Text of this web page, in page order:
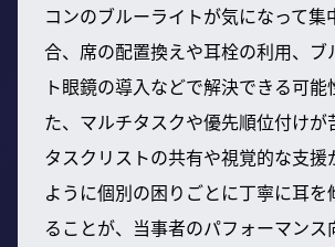
コンのブルーライトが気になって集
合、席の配置換えや耳栓の利用、ブ
ト眼鏡の導入などで解決できる可能
た、マルチタスクや優先順位付けが
タスクリストの共有や視覚的な支援
ように個別の困りごとに丁寧に耳を
ることが、当事者のパフォーマン